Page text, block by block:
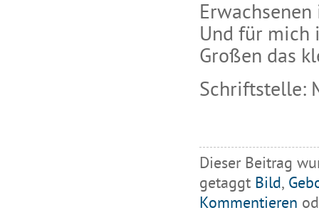
Und für mich
Großen das
Schriftstelle:
Dieser Beitrag
getaggt Bild,
Kommentieren